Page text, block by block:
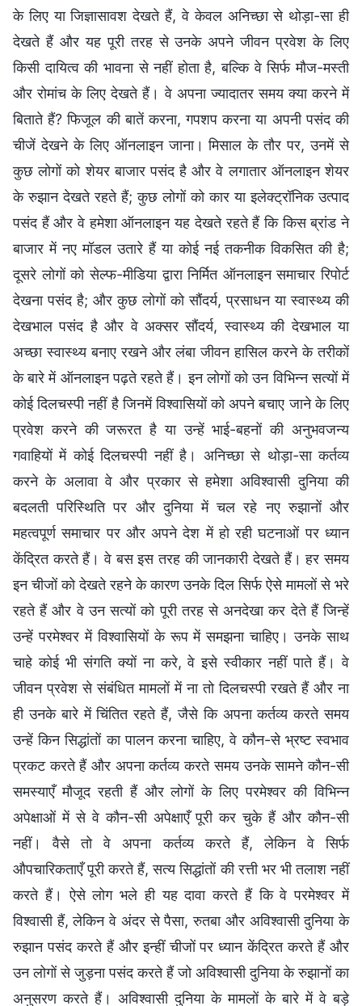
के लिए या जिज्ञासावश देखते हैं, वे केवल अनिच्छा से थोड़ा-सा ही
देखते हैं और यह पूरी तरह से उनके अपने जीवन प्रवेश के लिए
किसी दायित्व की भावना से नहीं होता है, बल्कि वे सिर्फ मौज-मस्ती
और रोमांच के लिए देखते हैं। वे अपना ज्यादातर समय क्या करने में
बिताते हैं? फिजूल की बातें करना, गपशप करना या अपनी पसंद की
चीजें देखने के लिए ऑनलाइन जाना। मिसाल के तौर पर, उनमें से
कुछ लोगों को शेयर बाजार पसंद है और वे लगातार ऑनलाइन शेयर
के रुझान देखते रहते हैं; कुछ लोगों को कार या इलेक्ट्रॉनिक उत्पाद
पसंद हैं और वे हमेशा ऑनलाइन यह देखते रहते हैं कि किस ब्रांड ने
बाजार में नए मॉडल उतारे हैं या कोई नई तकनीक विकसित की है;
दूसरे लोगों को सेल्फ-मीडिया द्वारा निर्मित ऑनलाइन समाचार रिपोर्ट
देखना पसंद है; और कुछ लोगों को सौंदर्य, प्रसाधन या स्वास्थ्य की
देखभाल पसंद है और वे अक्सर सौंदर्य, स्वास्थ्य की देखभाल या
अच्छा स्वास्थ्य बनाए रखने और लंबा जीवन हासिल करने के तरीकों
के बारे में ऑनलाइन पढ़ते रहते हैं। इन लोगों को उन विभिन्न सत्यों में
कोई दिलचस्पी नहीं है जिनमें विश्वासियों को अपने बचाए जाने के लिए
प्रवेश करने की जरूरत है या उन्हें भाई-बहनों की अनुभवजन्य
गवाहियों में कोई दिलचस्पी नहीं है। अनिच्छा से थोड़ा-सा कर्तव्य
करने के अलावा वे और प्रकार से हमेशा अविश्वासी दुनिया की
बदलती परिस्थिति पर और दुनिया में चल रहे नए रुझानों और
महत्वपूर्ण समाचार पर और अपने देश में हो रही घटनाओं पर ध्यान
केंद्रित करते हैं। वे बस इस तरह की जानकारी देखते हैं। हर समय
इन चीजों को देखते रहने के कारण उनके दिल सिर्फ ऐसे मामलों से भरे
रहते हैं और वे उन सत्यों को पूरी तरह से अनदेखा कर देते हैं जिन्हें
उन्हें परमेश्वर में विश्वासियों के रूप में समझना चाहिए। उनके साथ
चाहे कोई भी संगति क्यों ना करे, वे इसे स्वीकार नहीं पाते हैं। वे
जीवन प्रवेश से संबंधित मामलों में ना तो दिलचस्पी रखते हैं और ना
ही उनके बारे में चिंतित रहते हैं, जैसे कि अपना कर्तव्य करते समय
उन्हें किन सिद्धांतों का पालन करना चाहिए, वे कौन-से भ्रष्ट स्वभाव
प्रकट करते हैं और अपना कर्तव्य करते समय उनके सामने कौन-सी
समस्याएँ मौजूद रहती हैं और लोगों के लिए परमेश्वर की विभिन्न
अपेक्षाओं में से वे कौन-सी अपेक्षाएँ पूरी कर चुके हैं और कौन-सी
नहीं। वैसे तो वे अपना कर्तव्य करते हैं, लेकिन वे सिर्फ
औपचारिकताएँ पूरी करते हैं, सत्य सिद्धांतों की रत्ती भर भी तलाश नहीं
करते हैं। ऐसे लोग भले ही यह दावा करते हैं कि वे परमेश्वर में
विश्वासी हैं, लेकिन वे अंदर से पैसा, रुतबा और अविश्वासी दुनिया के
रुझान पसंद करते हैं और इन्हीं चीजों पर ध्यान केंद्रित करते हैं और
उन लोगों से जुड़ना पसंद करते हैं जो अविश्वासी दुनिया के रुझानों का
अनुसरण करते हैं। अविश्वासी दुनिया के मामलों के बारे में वे बड़े